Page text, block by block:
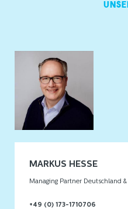
MARKUS HESSE
Managing Partner Deutschland
+49 (0) 173-1710706